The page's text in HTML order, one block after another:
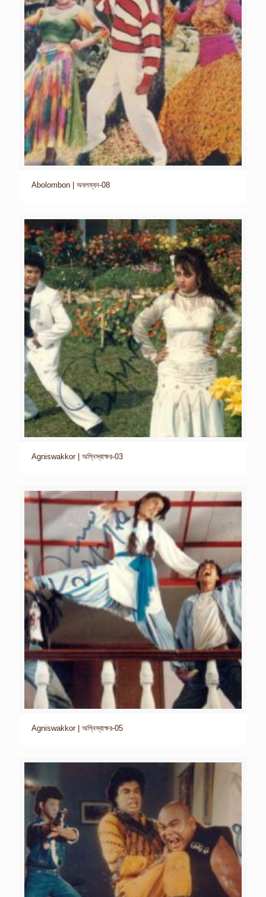
Abolombon | অবলম্বন-08
Agniswakkor | অগ্নিস্বাক্ষর-03
Agniswakkor | অগ্নিস্বাক্ষর-05